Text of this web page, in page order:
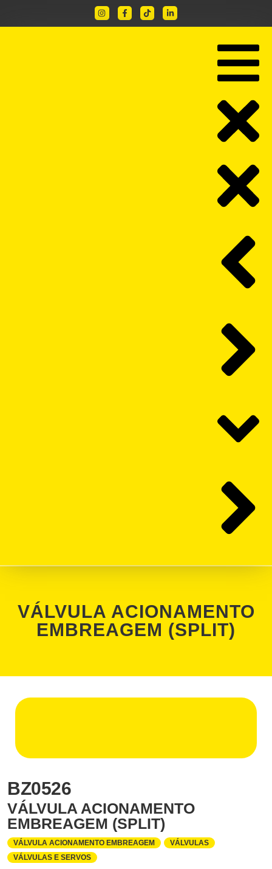
VÁLVULA ACIONAMENTO
EMBREAGEM (SPLIT)
BZ0526
VÁLVULA ACIONAMENTO
EMBREAGEM (SPLIT)
VÁLVULA ACIONAMENTO EMBREAGEM
VÁLVULAS
VÁLVULAS E SERVOS